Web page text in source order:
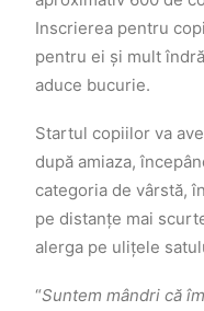
Inscrierea pentru
pentru ei și mult
aduce bucurie.
Startul copiilor va
după amiaza,
categoria de vârstă,
pe distanțe mai
alerga pe ulițele
“Suntem mândri că